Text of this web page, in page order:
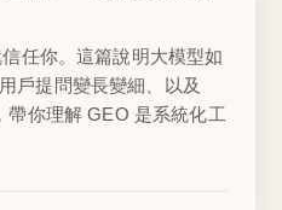
任你。這篇說明大模型如
戶提問變長變細、以及
你理解 GEO 是系統化工